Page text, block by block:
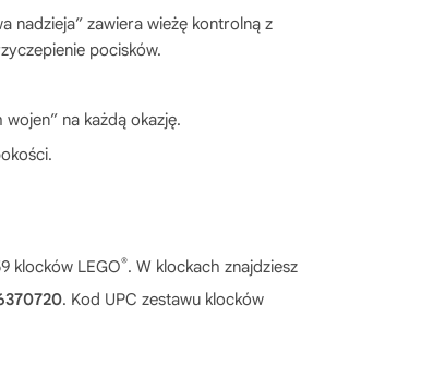
nadzieja” zawiera wieżę kontrolną z
pocisków.
na każdą okazję.
klocków LEGO®. W klockach znajdziesz
. Kod UPC zestawu klocków